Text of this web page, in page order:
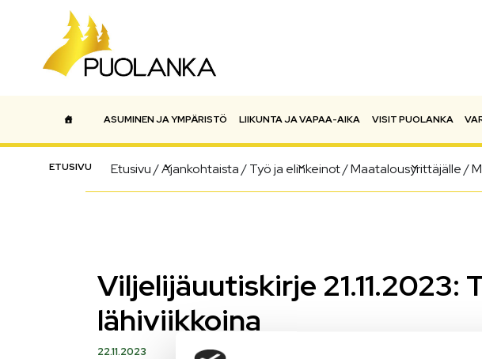
Päävalikko
ETUSIVU
ASUMINEN JA YMPÄRISTÖ LIIKUNTA JA VAPAA-AIKA VISIT PUOLANKA
Etusivu/Ajankohtaista/Työ ja elinkeinot/Maatalousyrittäjälle/
Viljelijäuutiskirje 21.11.2023:
lähiviikkoina
22.11.2023